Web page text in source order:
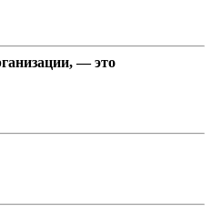
— это